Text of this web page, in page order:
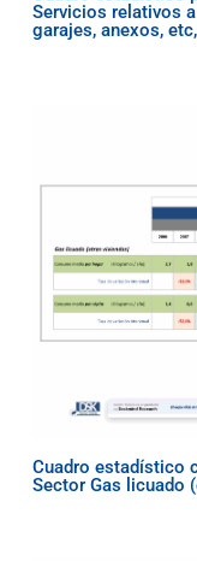
Servicios relativos
garajes, anexos,
Cuadro estadístico
Sector Gas licuado